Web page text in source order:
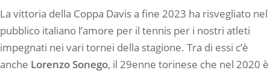
La vittoria della Coppa Davis a fine 2023 ha risvegliato nel
pubblico italiano l’amore per il tennis per i nostri atleti
impegnati nei vari tornei della stagione. Tra di essi c’è
anche Lorenzo Sonego, il 29enne torinese che nel 2020 è